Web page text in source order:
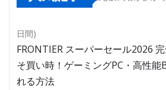
日間)
FRONTIER スーパーセール2026
そ買い時！ゲーミングPC・高性能
れる方法